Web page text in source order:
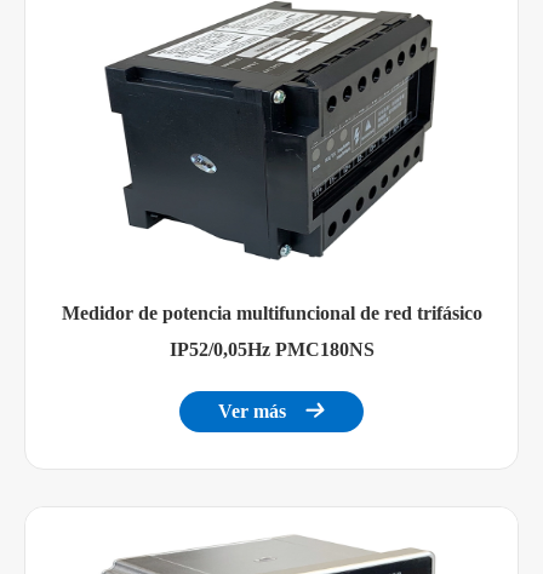
Medidor de potencia multifuncional de red trifásico
IP52/0,05Hz PMC180NS
Ver más 